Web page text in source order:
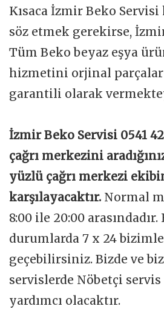
Kısaca İzmir Beko
söz etmek gerekirse,
Tüm Beko beyaz eşya
hizmetini orjinal parçalar
garantili olarak
İzmir Beko Servisi 0541
çağrı merkezini
yüzlü çağrı merkezi
karşılayacaktır. Normal
8:00 ile 20:00 arasındadır.
durumlarda 7 x 24
geçebilirsiniz. Bizde ve
servislerde Nöbetçi servis
yardımcı olacaktır.